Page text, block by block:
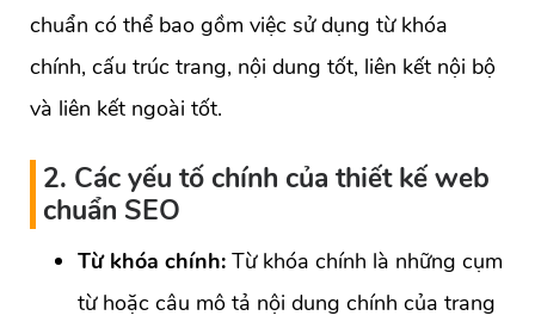
chuẩn có thể bao gồm việc sử dụng từ khóa
chính, cấu trúc trang, nội dung tốt, liên kết nội bộ
và liên kết ngoài tốt.
2. Các yếu tố chính của thiết kế web
chuẩn SEO
Từ khóa chính: Từ khóa chính là những cụm
từ hoặc câu mô tả nội dung chính của trang